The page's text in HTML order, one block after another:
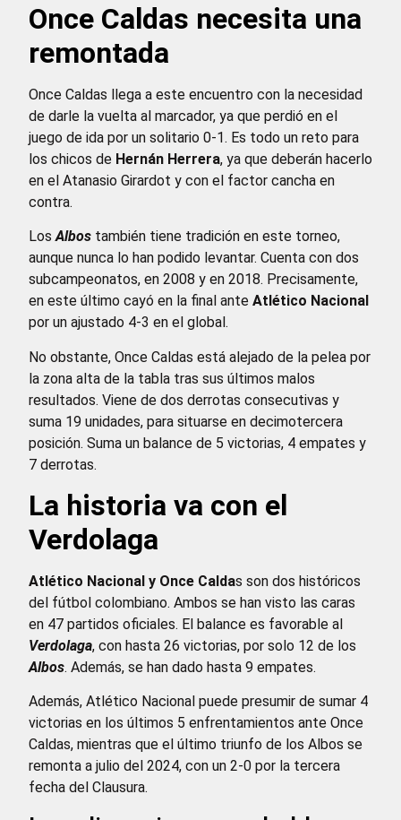
Once Caldas necesita una
remontada
Once Caldas llega a este encuentro con la necesidad
de darle la vuelta al marcador, ya que perdió en el
juego de ida por un solitario 0-1. Es todo un reto para
los chicos de Hernán Herrera, ya que deberán hacerlo
en el Atanasio Girardot y con el factor cancha en
contra.
LosAlbos también tiene tradición en este torneo,
aunque nunca lo han podido levantar. Cuenta con dos
subcampeonatos, en 2008 y en 2018. Precisamente,
en este último cayó en la final ante Atlético Nacional
por un ajustado 4-3 en el global.
No obstante, Once Caldas está alejado de la pelea por
la zona alta de la tabla tras sus últimos malos
resultados. Viene de dos derrotas consecutivas y
suma 19 unidades, para situarse en decimotercera
posición. Suma un balance de 5 victorias, 4 empates y
7 derrotas.
La historia va con el
Verdolaga
Atlético Nacional y Once Caldas son dos históricos
del fútbol colombiano. Ambos se han visto las caras
en 47 partidos oficiales. El balance es favorable al
Verdolaga, con hasta 26 victorias, por solo 12 de los
Albos. Además, se han dado hasta 9 empates.
Además, Atlético Nacional puede presumir de sumar 4
victorias en los últimos 5 enfrentamientos ante Once
Caldas, mientras que el último triunfo de los Albos se
remonta a julio del 2024, con un 2-0 por la tercera
fecha del Clausura.